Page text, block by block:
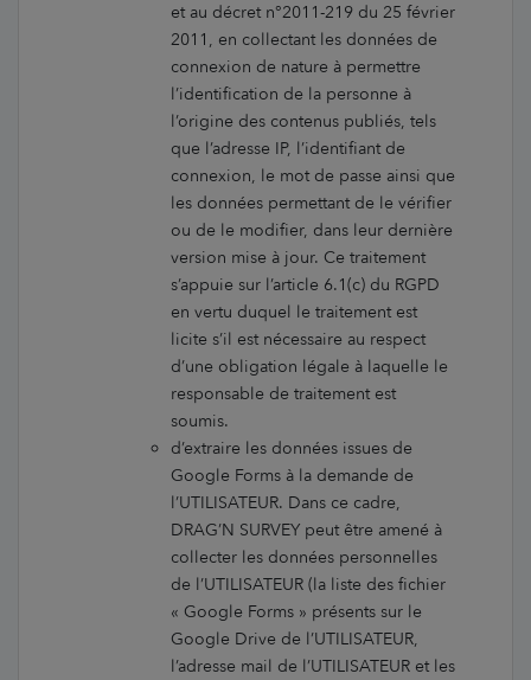
et au décret n°2011-219 du 25 février
2011, en collectant les données de
connexion de nature à permettre
l’identification de la personne à
l’origine des contenus publiés, tels
que l’adresse IP, l’identifiant de
connexion, le mot de passe ainsi que
les données permettant de le vérifier
ou de le modifier, dans leur dernière
version mise à jour. Ce traitement
s’appuie sur l’article 6.1(c) du RGPD
en vertu duquel le traitement est
licite s’il est nécessaire au respect
d’une obligation légale à laquelle le
responsable de traitement est
soumis.
d’extraire les données issues de
Google Forms à la demande de
l’UTILISATEUR. Dans ce cadre,
DRAG’N SURVEY peut être amené à
collecter les données personnelles
de l’UTILISATEUR (la liste des fichier
« Google Forms » présents sur le
Google Drive de l’UTILISATEUR,
l’adresse mail de l’UTILISATEUR et les